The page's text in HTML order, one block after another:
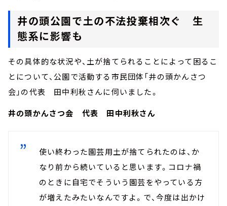
井の頭公園で土の不法投棄相次ぐ 生
態系に影響も
その具体的な状況や、土が捨てられることによって困るこ
とについて、公園で活動する市民団体「井の頭かんさつ
会」の代表 田中利秋さんに伺いました。
井の頭かんさつ会 代表 田中利秋さん
使い終わった園芸用土が捨てられたのは、か
なり前から続いていると思います。コロナ禍
のときに自宅でそういう園芸をやっている方
が増えたみたいなんですよ。で、今度は出かけ